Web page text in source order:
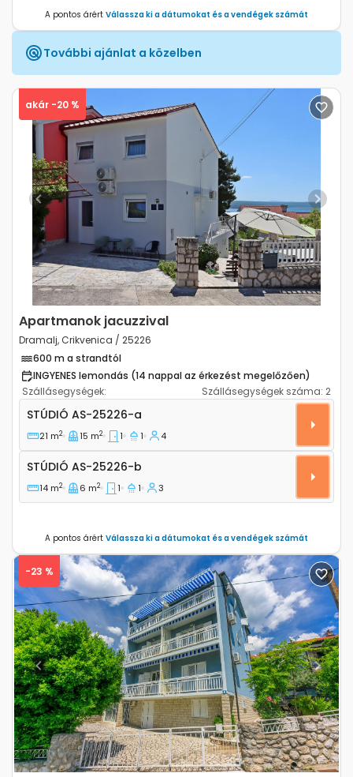
A pontos árért Válassza ki a dátumokat és a vendégek számát
További ajánlat a közelben
Previous Next
akár -20 %
Apartmanok jacuzzival
Dramalj, Crikvenica / 25226
600 m a strandtól
INGYENES lemondás (14 nappal az érkezést megelőzően)
Szállásegységek:
Szállásegységek száma: 2
Stúdió apartman Dramalj, Crikvenica AS-25226-a
STÚDIÓ AS-25226-a
21 m2 15 m2 1 1 4
Stúdió AS-25226-b
STÚDIÓ AS-25226-b
14 m2 6 m2 1 1 3
A pontos árért Válassza ki a dátumokat és a vendégek számát
Previous Next
-23 %